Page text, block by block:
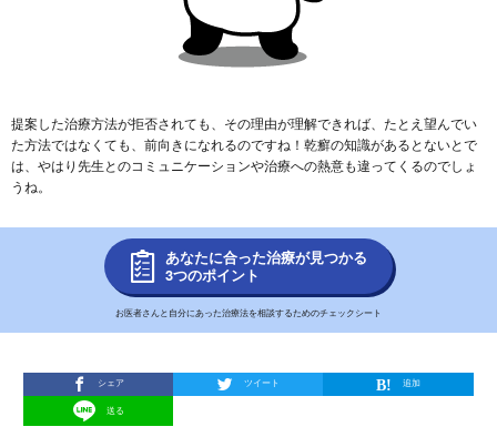
提案した治療方法が拒否されても、その理由が理解できれば、たとえ望んでい
た方法ではなくても、前向きになれるのですね！乾癬の知識があるとないとで
は、やはり先生とのコミュニケーションや治療への熱意も違ってくるのでしょ
うね。
あなたに合った治療が見つかる
3つのポイント
お医者さんと自分にあった治療法を相談するためのチェックシート
シェア ツイート 追加
送る